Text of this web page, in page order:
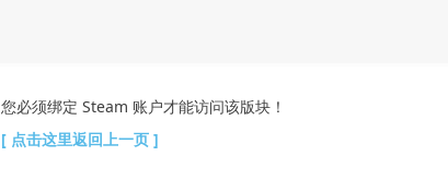
您必须绑定 Steam 账户才能访问该版块！
[ 点击这里返回上一页 ]